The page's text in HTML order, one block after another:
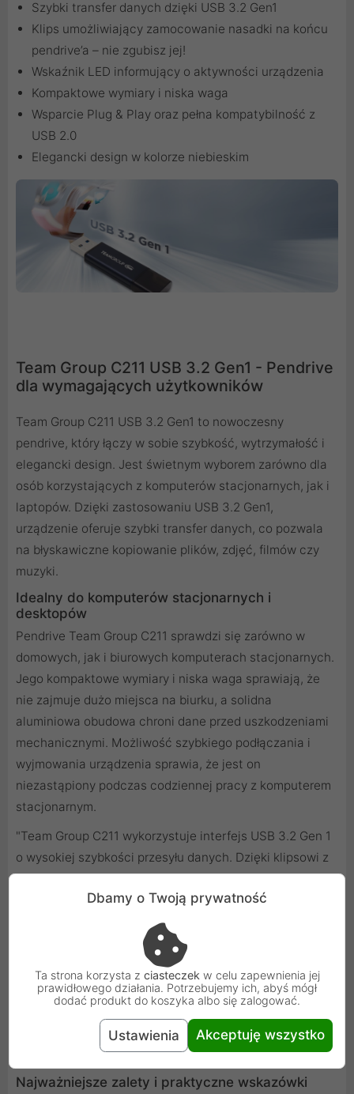
Szybki transfer danych dzięki USB 3.2 Gen1
Klips umożliwiający zamocowanie nasadki na końcu
pendrive’a – nie zgubisz jej!
Wskaźnik LED informujący o aktywności urządzenia
Kompaktowe wymiary i niska waga
Wsparcie Plug & Play oraz pełna kompatybilność z
USB 2.0
Elegancki design w kolorze niebieskim
Team Group C211 USB 3.2 Gen1 - Pendrive
dla wymagających użytkowników
Team Group C211 USB 3.2 Gen1 to nowoczesny
pendrive, który łączy w sobie szybkość, wytrzymałość i
elegancki design. Jest świetnym wyborem zarówno dla
osób korzystających z komputerów stacjonarnych, jak i
laptopów. Dzięki zastosowaniu USB 3.2 Gen1,
urządzenie oferuje szybki transfer danych, co pozwala
na błyskawiczne kopiowanie plików, zdjęć, filmów czy
muzyki.
Idealny do komputerów stacjonarnych i
desktopów
Pendrive Team Group C211 sprawdzi się zarówno w
domowych, jak i biurowych komputerach stacjonarnych.
Jego kompaktowe wymiary i niska waga sprawiają, że
nie zajmuje dużo miejsca na biurku, a solidna
aluminiowa obudowa chroni dane przed uszkodzeniami
mechanicznymi. Możliwość szybkiego podłączania i
wyjmowania urządzenia sprawia, że jest on
niezastąpiony podczas codziennej pracy z komputerem
stacjonarnym.
"Team Group C211 wykorzystuje interfejs USB 3.2 Gen 1
o wysokiej szybkości przesyłu danych. Dzięki klipsowi z
tyłu nie musisz już martwić się o zgubienie nasadki.
Elegancki kolor i trwała metalowa obudowa nadają mu
wyjątkowego charakteru."
Najważniejsze zalety i praktyczne wskazówki
Dbamy o Twoją prywatność
Ta strona korzysta z ciasteczek w celu zapewnienia jej
prawidłowego działania. Potrzebujemy ich, abyś mógł
dodać produkt do koszyka albo się zalogować.
Ustawienia Akceptuję wszystko